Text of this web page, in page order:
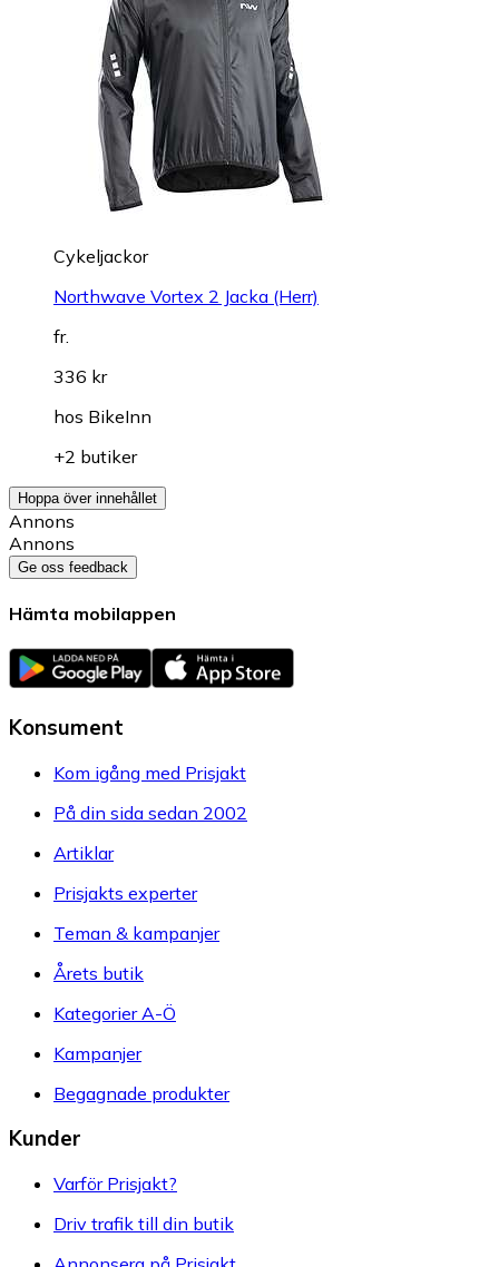
Cykeljackor
Northwave Vortex 2 Jacka (Herr)
fr.
336 kr
hos BikeInn
+2 butiker
Hoppa över innehållet
Annons
Annons
Ge oss feedback
Hämta mobilappen
Konsument
Kom igång med Prisjakt
På din sida sedan 2002
Artiklar
Prisjakts experter
Teman & kampanjer
Årets butik
Kategorier A-Ö
Kampanjer
Begagnade produkter
Kunder
Varför Prisjakt?
Driv trafik till din butik